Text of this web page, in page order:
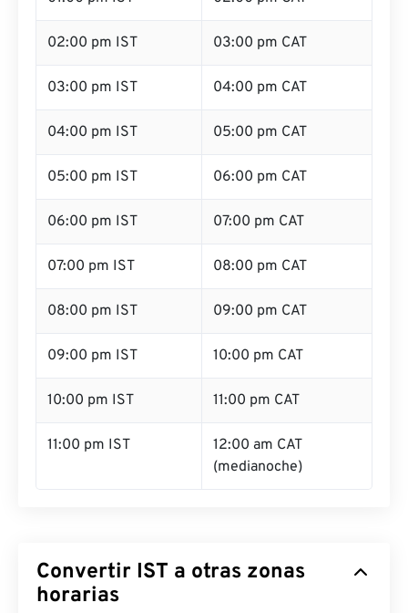
02:00 pm IST 03:00 pm CAT
03:00 pm IST 04:00 pm CAT
04:00 pm IST 05:00 pm CAT
05:00 pm IST 06:00 pm CAT
06:00 pm IST 07:00 pm CAT
07:00 pm IST 08:00 pm CAT
08:00 pm IST 09:00 pm CAT
09:00 pm IST 10:00 pm CAT
10:00 pm IST 11:00 pm CAT
11:00 pm IST
12:00 am CAT
(medianoche)
Convertir IST a otras zonas
horarias